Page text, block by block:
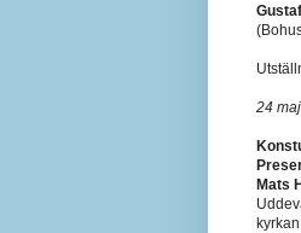
24
Mats